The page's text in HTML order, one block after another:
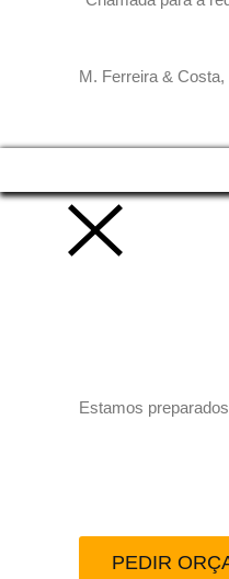
M. Ferreira &
Estamos
PEDIR